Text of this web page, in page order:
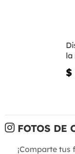
la
$
FOTOS DE
¡Comparte tus